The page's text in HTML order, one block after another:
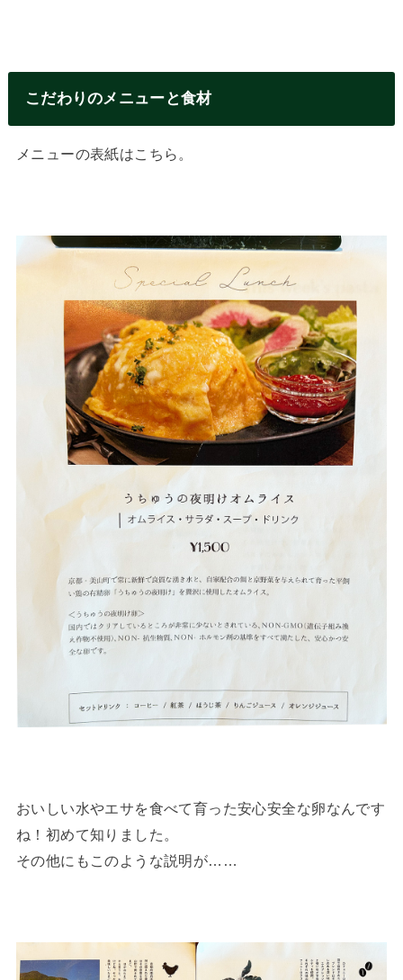
こだわりのメニューと食材
メニューの表紙はこちら。
おいしい水やエサを食べて育った安心安全な卵なんです
ね！初めて知りました。
その他にもこのような説明が……